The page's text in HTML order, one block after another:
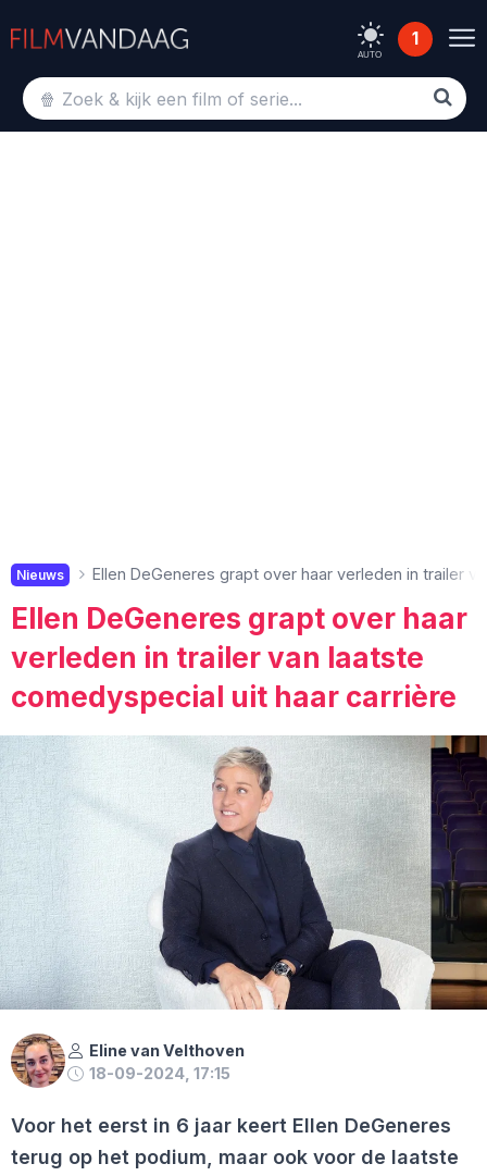
AUTO
1
Nieuws Ellen DeGeneres grapt over haar verleden in trailer
Ellen DeGeneres grapt over haar
verleden in trailer van laatste
comedyspecial uit haar carrière
Eline van Velthoven
18-09-2024, 17:15
Voor het eerst in 6 jaar keert Ellen DeGeneres
terug op het podium, maar ook voor de laatste